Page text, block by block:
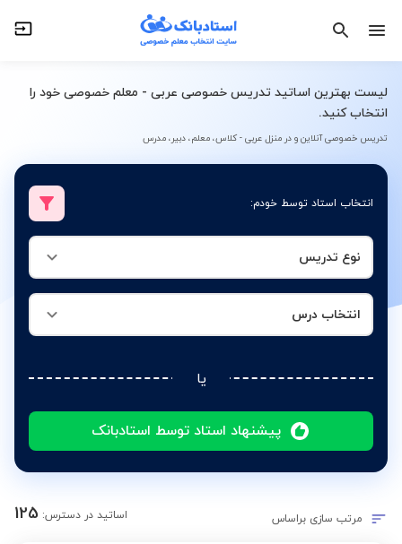
لیست بهترین اساتید تدریس خصوصی عربی - معلم خصوصی خود را
انتخاب کنید.
تدریس خصوصی آنلاین و در منزل عربی - کلاس، معلم، دبیر، مدرس
انتخاب استاد توسط خودم:
نوع تدریس
انتخاب درس
یا
پیشنهاد استاد توسط استادبانک
انتخاب درس
مرتب سازی براساس اساتید در دسترس: 125